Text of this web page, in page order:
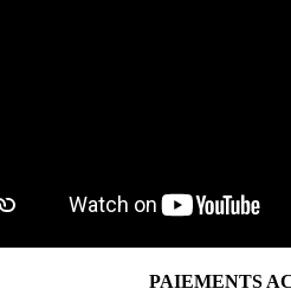
PAIEMENTS